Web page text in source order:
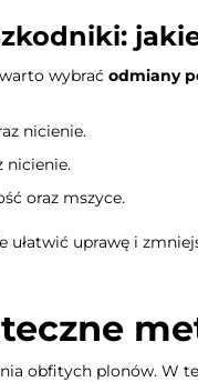
wybraćodmiany
nicienie.
nicienie.
oraz mszyce.
ułatwić uprawę i
obfitych plonów. W